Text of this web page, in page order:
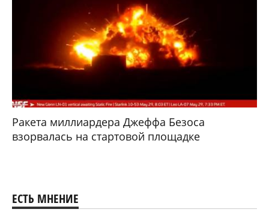
Ракета миллиардера Джеффа Безоса
взорвалась на стартовой площадке
ЕСТЬ МНЕНИЕ